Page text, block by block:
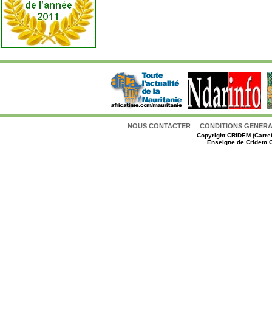
NOUS CONTACTER CONDITIONS
CopyrightCRIDEM
Enseigne de Cridem